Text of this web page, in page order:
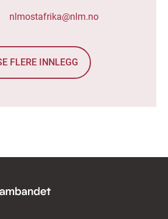
nlmostafrika@nlm.no
FLERE INNLEGG